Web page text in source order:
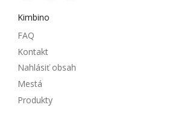
Kimbino
FAQ
Kontakt
Nahlásiť obsah
Mestá
Produkty